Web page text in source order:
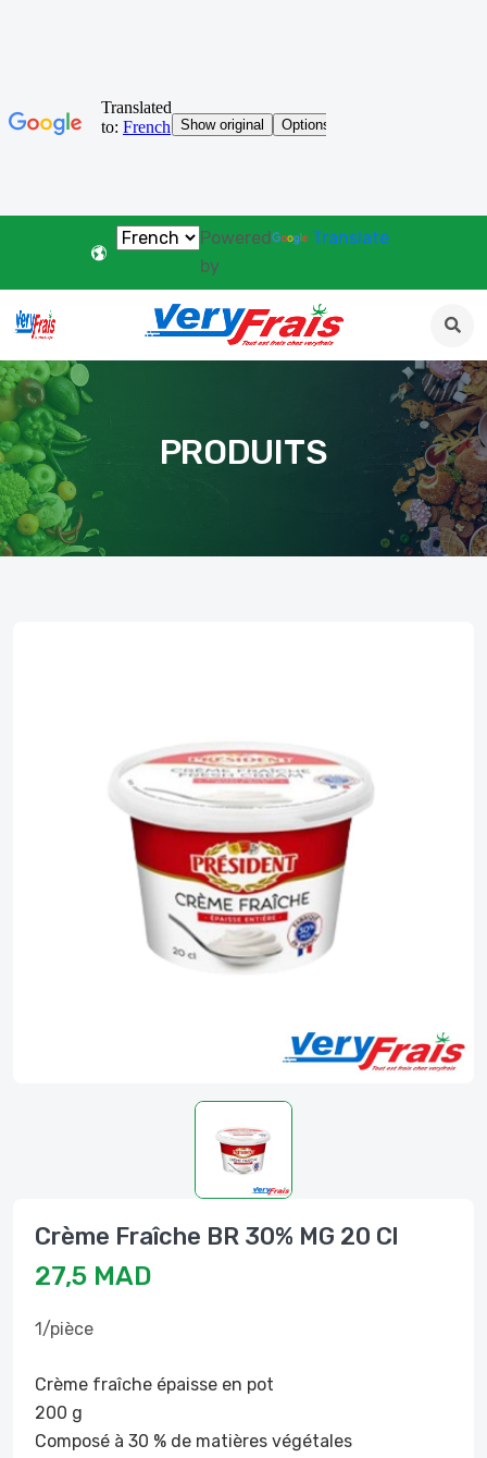
Powered
by
Translate
PRODUITS
Crème Fraîche BR 30% MG 20 Cl
27,5 MAD
1/pièce
Crème fraîche épaisse en pot
200 g
Composé à 30 % de matières végétales